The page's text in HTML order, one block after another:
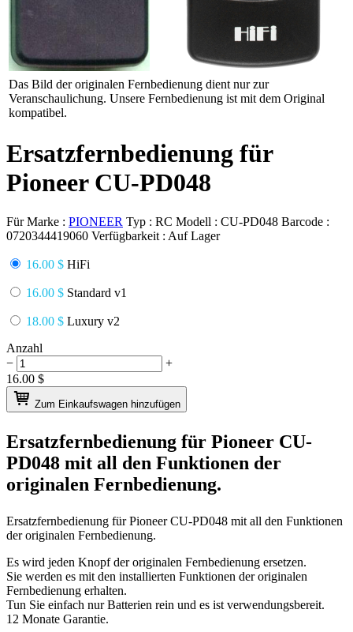
Das Bild der originalen Fernbedienung dient nur zur
Veranschaulichung. Unsere Fernbedienung ist mit dem Original
kompatibel.
Ersatzfernbedienung für
Pioneer CU-PD048
Für Marke : PIONEER Typ : RC Modell : CU-PD048 Barcode :
0720344419060 Verfügbarkeit : Auf Lager
16.00 $ HiFi
16.00 $ Standard v1
18.00 $ Luxury v2
Anzahl
−
+
16.00 $
Zum Einkaufswagen hinzufügen
Ersatzfernbedienung für Pioneer CU-
PD048 mit all den Funktionen der
originalen Fernbedienung.
Ersatzfernbedienung fürPioneer CU-PD048 mit all den Funktionen
der originalen Fernbedienung.
Es wird jeden Knopf der originalen Fernbedienung ersetzen.
Sie werden es mit den installierten Funktionen der originalen
Fernbedienung erhalten.
Tun Sie einfach nur Batterien rein und es ist verwendungsbereit.
12 Monate Garantie.